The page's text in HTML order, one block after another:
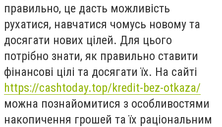
правильно, це дасть можливість
рухатися, навчатися чомусь новому та
досягати нових цілей. Для цього
потрібно знати, як правильно ставити
фінансові цілі та досягати їх. На сайті
https://cashtoday.top/kredit-bez-otkaza/
можна познайомитися з особливостями
накопичення грошей та їх раціональним